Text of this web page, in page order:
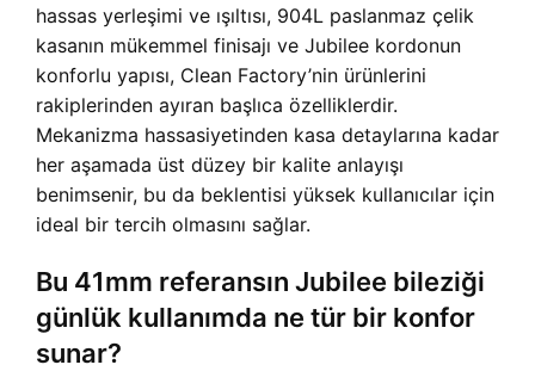
hassas yerleşimi ve ışıltısı, 904L paslanmaz çelik
kasanın mükemmel finisajı ve Jubilee kordonun
konforlu yapısı, Clean Factory’nin ürünlerini
rakiplerinden ayıran başlıca özelliklerdir.
Mekanizma hassasiyetinden kasa detaylarına kadar
her aşamada üst düzey bir kalite anlayışı
benimsenir, bu da beklentisi yüksek kullanıcılar için
ideal bir tercih olmasını sağlar.
Bu 41mm referansın Jubilee bileziği
günlük kullanımda ne tür bir konfor
sunar?